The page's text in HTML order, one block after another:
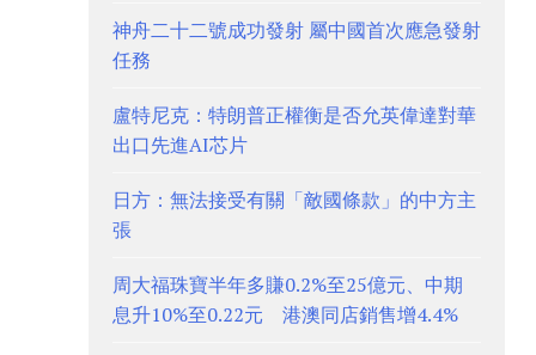
神舟二十二號成功發射 屬中國首次應急發射
任務
盧特尼克：特朗普正權衡是否允英偉達對華
出口先進AI芯片
日方：無法接受有關「敵國條款」的中方主
張
周大福珠寶半年多賺0.2%至25億元、中期
息升10%至0.22元 港澳同店銷售增4.4%